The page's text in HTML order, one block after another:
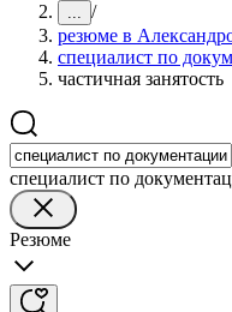
... /
резюме в
специалист по
частичная занятость
специалист по
Резюме